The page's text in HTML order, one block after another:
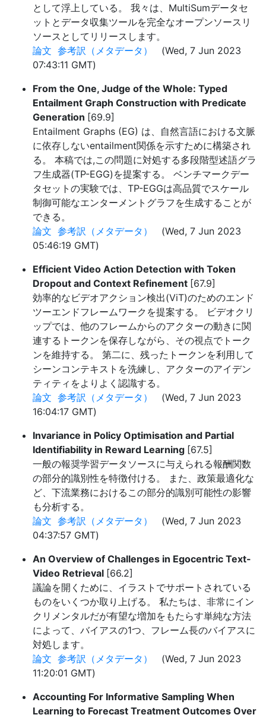
として浮上している。 我々は、MultiSumデータセ
ットとデータ収集ツールを完全なオープンソースリ
ソースとしてリリースします。
論文 参考訳（メタデータ）
(Wed, 7 Jun 2023
07:43:11 GMT)
From the One, Judge of the Whole: Typed
Entailment Graph Construction with Predicate
Generation [69.9]
Entailment Graphs (EG) は、自然言語における文脈
に依存しないentailment関係を示すために構築され
る。 本稿では,この問題に対処する多段階型述語グラ
フ生成器(TP-EGG)を提案する。 ベンチマークデー
タセットの実験では、TP-EGGは高品質でスケール
制御可能なエンターメントグラフを生成することが
できる。
論文 参考訳（メタデータ）
(Wed, 7 Jun 2023
05:46:19 GMT)
Efficient Video Action Detection with Token
Dropout and Context Refinement [67.9]
効率的なビデオアクション検出(ViT)のためのエンド
ツーエンドフレームワークを提案する。 ビデオクリ
ップでは、他のフレームからのアクターの動きに関
連するトークンを保存しながら、その視点でトーク
ンを維持する。 第二に、残ったトークンを利用して
シーンコンテキストを洗練し、アクターのアイデン
ティティをよりよく認識する。
論文 参考訳（メタデータ）
(Wed, 7 Jun 2023
16:04:17 GMT)
Invariance in Policy Optimisation and Partial
Identifiability in Reward Learning [67.5]
一般の報奨学習データソースに与えられる報酬関数
の部分的識別性を特徴付ける。 また、政策最適化な
ど、下流業務におけるこの部分的識別可能性の影響
も分析する。
論文 参考訳（メタデータ）
(Wed, 7 Jun 2023
04:37:57 GMT)
An Overview of Challenges in Egocentric Text-
Video Retrieval [66.2]
議論を開くために、イラストでサポートされている
ものをいくつか取り上げる。 私たちは、非常にイン
クリメンタルだが有望な増加をもたらす単純な方法
によって、バイアスの1つ、フレーム長のバイアスに
対処します。
論文 参考訳（メタデータ）
(Wed, 7 Jun 2023
11:20:01 GMT)
Accounting For Informative Sampling When
Learning to Forecast Treatment Outcomes Over